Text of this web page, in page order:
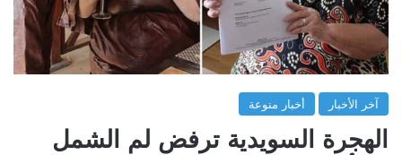
آخر الأخبار أخبار منوعة
الهجرة السويدية ترفض لم الشمل